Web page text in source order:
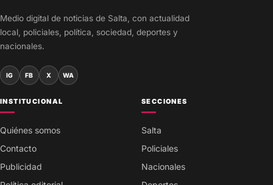
Medio digital de noticias de Salta, con actualidad
local, policiales, política, sociedad, deportes y
nacionales.
IG FB X WA
INSTITUCIONAL
Quiénes somos
Contacto
Publicidad
SECCIONES
Salta
Policiales
Nacionales